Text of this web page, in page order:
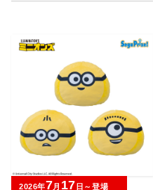
2026年7月 17 日～登場